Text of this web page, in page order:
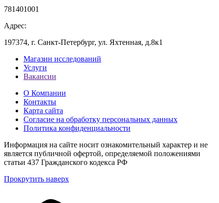
781401001
Адрес:
197374, г. Санкт-Петербург, ул. Яхтенная, д.8к1
Магазин исследований
Услуги
Вакансии
О Компании
Контакты
Карта сайта
Согласие на обработку персональных данных
Политика конфиденциальности
Информация на сайте носит ознакомительный характер и не
является публичной офертой, определяемой положениями
статьи 437 Гражданского кодекса РФ
Прокрутить наверх